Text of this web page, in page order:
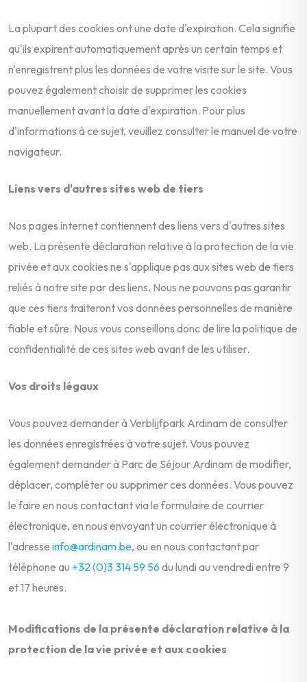
La plupart des cookies ont une date d'expiration. Cela signifie
qu'ils expirent automatiquement après un certain temps et
n'enregistrent plus les données de votre visite sur le site. Vous
pouvez également choisir de supprimer les cookies
manuellement avant la date d'expiration. Pour plus
d'informations à ce sujet, veuillez consulter le manuel de votre
navigateur.
Liens vers d'autres sites web de tiers
Nos pages internet contiennent des liens vers d'autres sites
web. La présente déclaration relative à la protection de la vie
privée et aux cookies ne s'applique pas aux sites web de tiers
reliés à notre site par des liens. Nous ne pouvons pas garantir
que ces tiers traiteront vos données personnelles de manière
fiable et sûre. Nous vous conseillons donc de lire la politique de
confidentialité de ces sites web avant de les utiliser.
Vos droits légaux
Vous pouvez demander à Verblijfpark Ardinam de consulter
les données enregistrées à votre sujet. Vous pouvez
également demander à Parc de Séjour Ardinam de modifier,
déplacer, compléter ou supprimer ces données. Vous pouvez
le faire en nous contactant via le formulaire de courrier
électronique, en nous envoyant un courrier électronique à
l'adresse info@ardinam.be, ou en nous contactant par
téléphone au +32 (0)3 314 59 56 du lundi au vendredi entre 9
et 17 heures.
Modifications de la présente déclaration relative à la
protection de la vie privée et aux cookies